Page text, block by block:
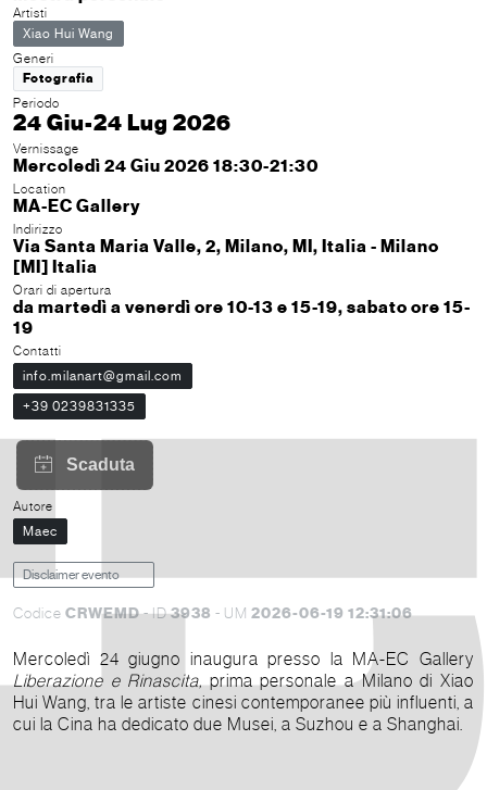
Artisti
Xiao Hui Wang
Generi
Fotografia
Periodo
24 Giu-24 Lug 2026
Vernissage
Mercoledì 24 Giu 2026 18:30-21:30
Location
MA-EC Gallery
Indirizzo
Via Santa Maria Valle, 2, Milano, MI, Italia - Milano
[MI] Italia
Orari di apertura
da martedì a venerdì ore 10-13 e 15-19, sabato ore 15-
19
Contatti
info.milanart@gmail.com
+39 0239831335
Autore
Maec
Disclaimer evento
Codice CRWEMD- ID3938 - UM 2026-06-19 12:31:06
Mercoledì 24 giugno inaugura presso la MA-EC Gallery
Liberazione e Rinascita, prima personale a Milano di Xiao
Hui Wang, tra le artiste cinesi contemporanee più influenti, a
cui la Cina ha dedicato due Musei, a Suzhou e a Shanghai.